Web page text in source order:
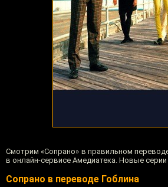
Смотрим «Сопрано» в правильном
в онлайн-сервисе Амедиатека. Новые
Сопрано в переводе Гоблина